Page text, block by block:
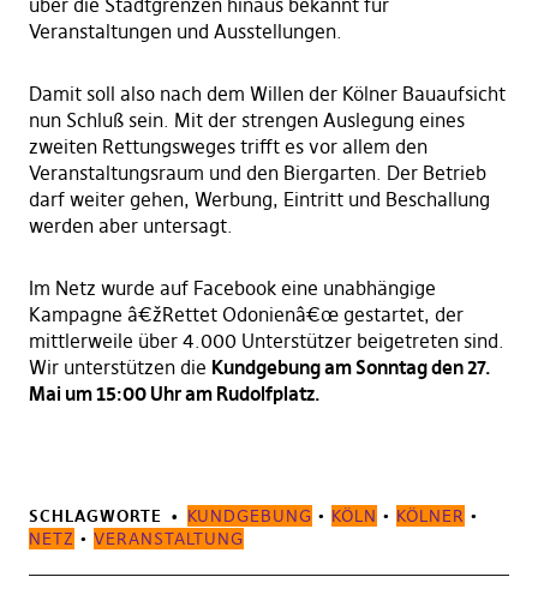
über die Stadtgrenzen hinaus bekannt für
Veranstaltungen und Ausstellungen.
Damit soll also nach dem Willen der Kölner Bauaufsicht
nun Schluß sein. Mit der strengen Auslegung eines
zweiten Rettungsweges trifft es vor allem den
Veranstaltungsraum und den Biergarten. Der Betrieb
darf weiter gehen, Werbung, Eintritt und Beschallung
werden aber untersagt.
Im Netz wurde auf Facebook eine unabhängige
Kampagne â€žRettet Odonienâ€œ gestartet, der
mittlerweile über 4.000 Unterstützer beigetreten sind.
Wir unterstützen die Kundgebung am Sonntag den 27.
Mai um 15:00 Uhr am Rudolfplatz.
SCHLAGWORTE KUNDGEBUNG • KÖLN • KÖLNER •
NETZ • VERANSTALTUNG